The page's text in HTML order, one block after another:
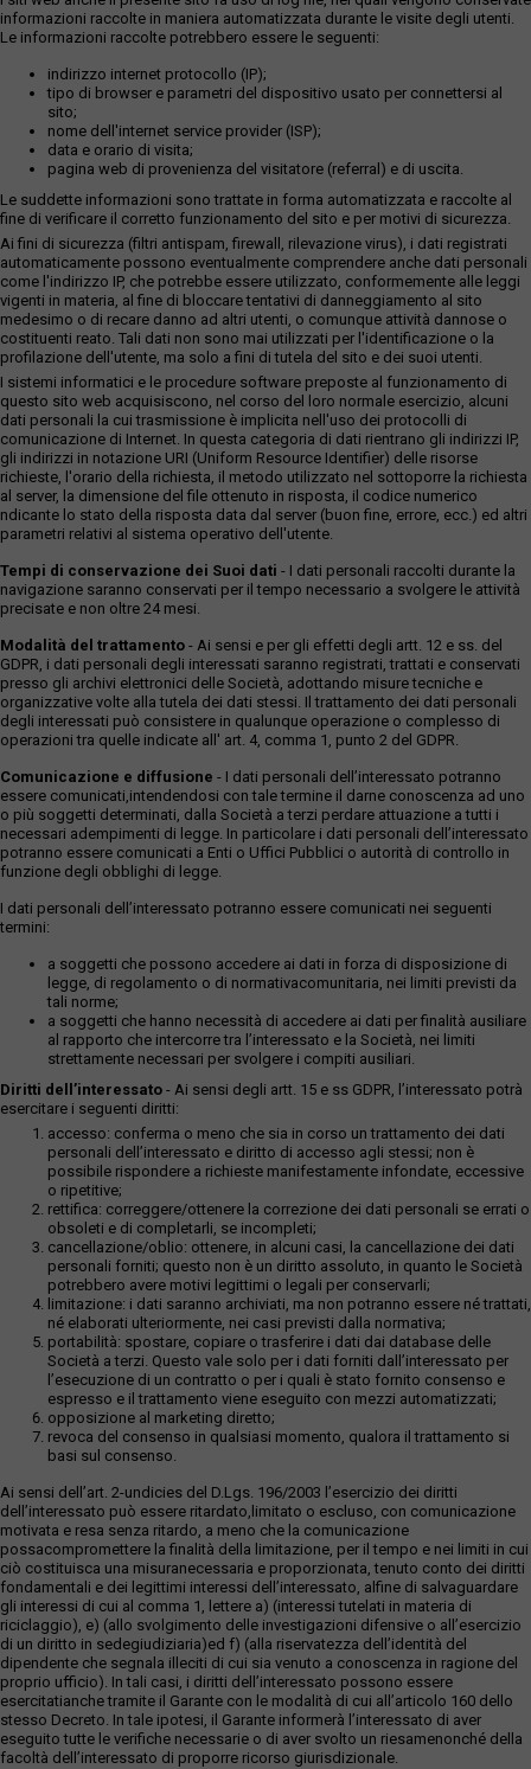
informazioni raccolte in maniera automatizzata durante le visite degli utenti.
Le informazioni raccolte potrebbero essere le seguenti:
indirizzo internet protocollo (IP);
tipo di browser e parametri del dispositivo usato per connettersi al
sito;
nome dell'internet service provider (ISP);
data e orario di visita;
pagina web di provenienza del visitatore (referral) e di uscita.
Le suddette informazioni sono trattate in forma automatizzata e raccolte al
fine di verificare il corretto funzionamento del sito e per motivi di sicurezza.
Ai fini di sicurezza (filtri antispam, firewall, rilevazione virus), i dati registrati
automaticamente possono eventualmente comprendere anche dati personali
come l'indirizzo IP, che potrebbe essere utilizzato, conformemente alle leggi
vigenti in materia, al fine di bloccare tentativi di danneggiamento al sito
medesimo o di recare danno ad altri utenti, o comunque attività dannose o
costituenti reato. Tali dati non sono mai utilizzati per l'identificazione o la
profilazione dell'utente, ma solo a fini di tutela del sito e dei suoi utenti.
I sistemi informatici e le procedure software preposte al funzionamento di
questo sito web acquisiscono, nel corso del loro normale esercizio, alcuni
dati personali la cui trasmissione è implicita nell'uso dei protocolli di
comunicazione di Internet. In questa categoria di dati rientrano gli indirizzi IP,
gli indirizzi in notazione URI (Uniform Resource Identifier) delle risorse
richieste, l'orario della richiesta, il metodo utilizzato nel sottoporre la richiesta
al server, la dimensione del file ottenuto in risposta, il codice numerico
ndicante lo stato della risposta data dal server (buon fine, errore, ecc.) ed altri
parametri relativi al sistema operativo dell'utente.
Tempi di conservazione dei Suoi dati - I dati personali raccolti durante la
navigazione saranno conservati per il tempo necessario a svolgere le attività
precisate e non oltre 24 mesi.
Modalità del trattamento - Ai sensi e per gli effetti degli artt. 12 e ss. del
GDPR, i dati personali degli interessati saranno registrati, trattati e conservati
presso gli archivi elettronici delle Società, adottando misure tecniche e
organizzative volte alla tutela dei dati stessi. Il trattamento dei dati personali
degli interessati può consistere in qualunque operazione o complesso di
operazioni tra quelle indicate all' art. 4, comma 1, punto 2 del GDPR.
Comunicazione e diffusione - I dati personali dell’interessato potranno
essere comunicati,intendendosi con tale termine il darne conoscenza ad uno
o più soggetti determinati, dalla Società a terzi perdare attuazione a tutti i
necessari adempimenti di legge. In particolare i dati personali dell’interessato
potranno essere comunicati a Enti o Uffici Pubblici o autorità di controllo in
funzione degli obblighi di legge.
I dati personali dell’interessato potranno essere comunicati nei seguenti
termini:
a soggetti che possono accedere ai dati in forza di disposizione di
legge, di regolamento o di normativacomunitaria, nei limiti previsti da
tali norme;
a soggetti che hanno necessità di accedere ai dati per finalità ausiliare
al rapporto che intercorre tra l’interessato e la Società, nei limiti
strettamente necessari per svolgere i compiti ausiliari.
Diritti dell’interessato - Ai sensi degli artt. 15 e ss GDPR, l’interessato potrà
esercitare i seguenti diritti:
accesso: conferma o meno che sia in corso un trattamento dei dati
personali dell’interessato e diritto di accesso agli stessi; non è
possibile rispondere a richieste manifestamente infondate, eccessive
o ripetitive;
rettifica: correggere/ottenere la correzione dei dati personali se errati o
obsoleti e di completarli, se incompleti;
cancellazione/oblio: ottenere, in alcuni casi, la cancellazione dei dati
personali forniti; questo non è un diritto assoluto, in quanto le Società
potrebbero avere motivi legittimi o legali per conservarli;
limitazione: i dati saranno archiviati, ma non potranno essere né trattati,
né elaborati ulteriormente, nei casi previsti dalla normativa;
portabilità: spostare, copiare o trasferire i dati dai database delle
Società a terzi. Questo vale solo per i dati forniti dall’interessato per
l’esecuzione di un contratto o per i quali è stato fornito consenso e
espresso e il trattamento viene eseguito con mezzi automatizzati;
opposizione al marketing diretto;
revoca del consenso in qualsiasi momento, qualora il trattamento si
basi sul consenso.
Ai sensi dell’art. 2-undicies del D.Lgs. 196/2003 l’esercizio dei diritti
dell’interessato può essere ritardato,limitato o escluso, con comunicazione
motivata e resa senza ritardo, a meno che la comunicazione
possacompromettere la finalità della limitazione, per il tempo e nei limiti in cui
ciò costituisca una misuranecessaria e proporzionata, tenuto conto dei diritti
fondamentali e dei legittimi interessi dell’interessato, alfine di salvaguardare
gli interessi di cui al comma 1, lettere a) (interessi tutelati in materia di
riciclaggio), e) (allo svolgimento delle investigazioni difensive o all’esercizio
di un diritto in sedegiudiziaria)ed f) (alla riservatezza dell’identità del
dipendente che segnala illeciti di cui sia venuto a conoscenza in ragione del
proprio ufficio). In tali casi, i diritti dell’interessato possono essere
esercitatianche tramite il Garante con le modalità di cui all’articolo 160 dello
stesso Decreto. In tale ipotesi, il Garante informerà l’interessato di aver
eseguito tutte le verifiche necessarie o di aver svolto un riesamenonché della
facoltà dell’interessato di proporre ricorso giurisdizionale.